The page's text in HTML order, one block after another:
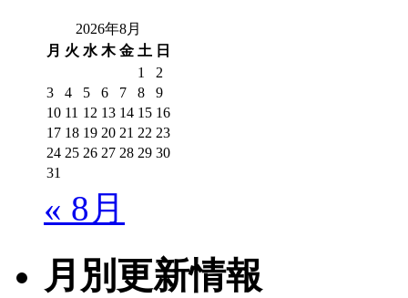
2026年8月
月 火 水 木 金 土 日
1
2
3
4 5 6 7 8
9
10 11 12 13 14 15 16
17 18 19 20 21 22 23
24 25 26 27 28 29 30
31
« 8月
月別更新情報